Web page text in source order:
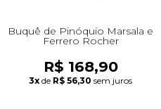
Buquê de Pinóquio Marsala e
Ferrero Rocher
R$ 168,90
3x de R$ 56,30 sem juros